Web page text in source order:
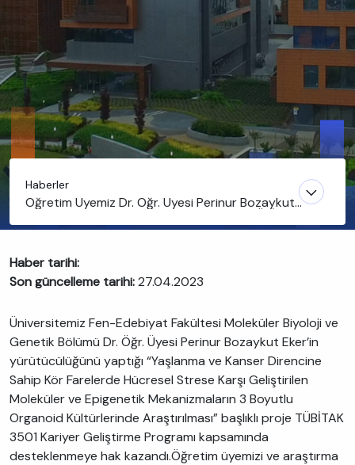
Haberler
Öğretim Üyemiz Dr. Öğr. Üyesi Perinur Bozaykut
desteği
Haber tarihi:
Son güncelleme tarihi:27.04.2023
Üniversitemiz Fen-Edebiyat Fakültesi Moleküler Biyoloji ve
Genetik Bölümü Dr. Öğr. Üyesi Perinur Bozaykut Eker’in
yürütücülüğünü yaptığı “Yaşlanma ve Kanser Direncine
Sahip Kör Farelerde Hücresel Strese Karşı Geliştirilen
Moleküler ve Epigenetik Mekanizmaların 3 Boyutlu
Organoid Kültürlerinde Araştırılması” başlıklı proje TÜBİTAK
3501 Kariyer Geliştirme Programı kapsamında
desteklenmeye hak kazandı.Öğretim üyemizi ve araştırma